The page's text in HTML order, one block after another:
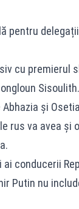
pentru
cu premierul
Sisoulith.
și
rus va avea și
conducerii
Putin nu